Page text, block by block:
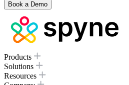
Book a Demo
Products
Solutions
Resources